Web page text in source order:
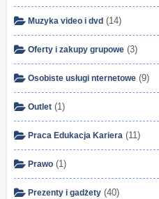
Muzyka video i dvd (14)
Oferty i zakupy grupowe (3)
Osobiste usługi nternetowe (9)
Outlet (1)
Praca Edukacja Kariera (11)
Prawo (1)
Prezenty i gadżety (40)